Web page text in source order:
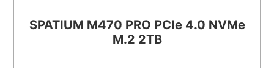
SPATIUM M470 PRO PCIe 4.0 NVMe
M.2 2TB